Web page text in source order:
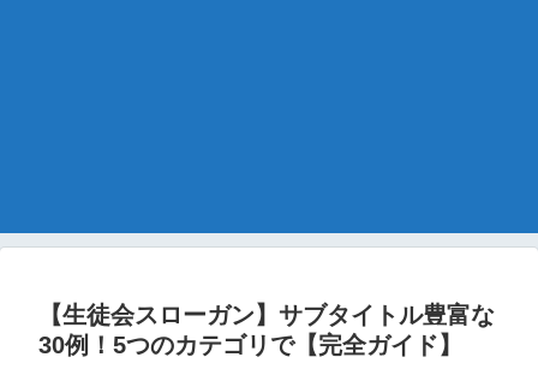
【生徒会スローガン】サブタイトル豊富な
30例！5つのカテゴリで【完全ガイド】